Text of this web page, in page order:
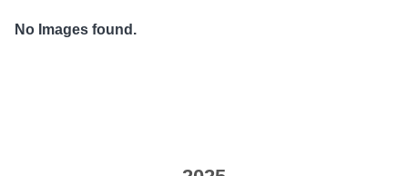
No Images found.